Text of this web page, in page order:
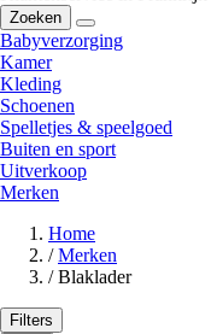
Zoeken
Babyverzorging
Kamer
Kleding
Schoenen
Spelletjes & speelgoed
Buiten en sport
Uitverkoop
Merken
Home
/ Merken
/ Blaklader
Filters